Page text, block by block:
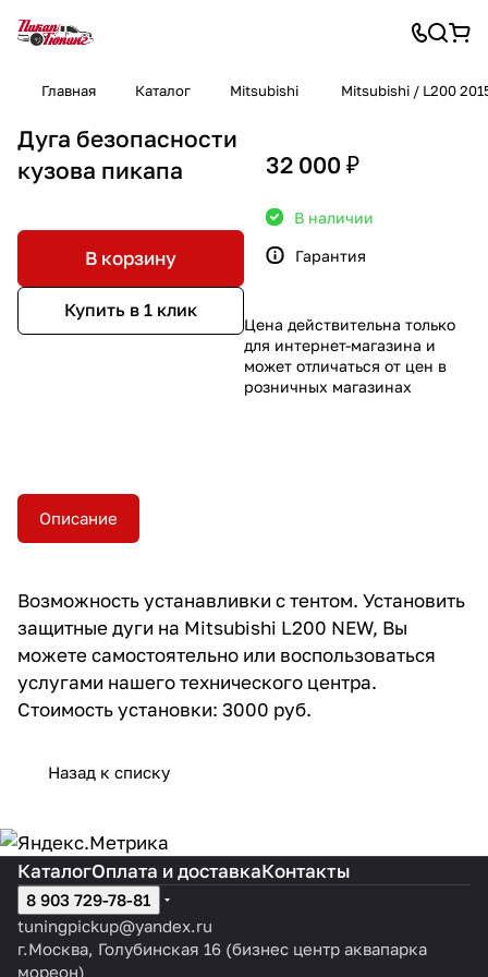
Главная Каталог Mitsubishi Mitsubishi / L200
Дуга безопасности
кузова пикапа
В корзину
Купить в 1 клик
32 000 ₽
В наличии
Гарантия
Цена действительна только
для интернет-магазина и
может отличаться от цен в
розничных магазинах
Описание
Возможность устанавливки с тентом. Установить
защитные дуги на Mitsubishi L200 NEW, Вы
можете самостоятельно или воспользоваться
услугами нашего технического центра.
Стоимость установки: 3000 руб.
Назад к списку
КаталогОплата и доставкаКонтакты
8 903 729-78-81
tuningpickup@yandex.ru
г.Москва, Голубинская 16 (бизнес центр аквапарка
мореон)